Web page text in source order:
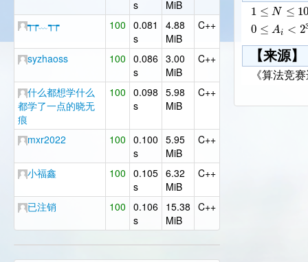
s
MiB
┭┮﹏┭┮ 100 0.081
s
4.88
MiB
C++
syzhaoss 100 0.086
s
3.00
MiB
C++
什么都想学什么
都学了一点的晓无
痕
100 0.098
s
5.98
MiB
C++
mxr2022 100 0.100
s
5.95
MiB
C++
小福鑫 100 0.105
s
6.32
MiB
C++
已注销 100 0.106
s
15.38
MiB
C++
1 ≤ N ≤
0 ≤ Ai < 2
【来源】
《算法竞